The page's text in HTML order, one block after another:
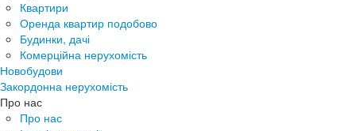
Квартири
Оренда квартир подобово
Будинки, дачі
Комерційна нерухомість
Новобудови
Закордонна нерухомість
Про нас
Про нас